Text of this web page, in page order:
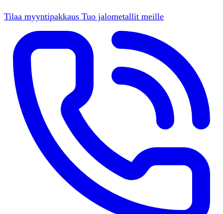
Tilaa myyntipakkaus Tuo jalometallit meille